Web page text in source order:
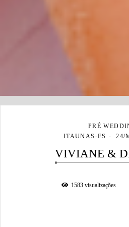
PRÉ
ITAUNAS-ES
24/
VIVIANE &
1583visualizações